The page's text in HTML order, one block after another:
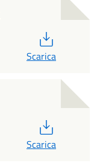
Scarica
Scarica